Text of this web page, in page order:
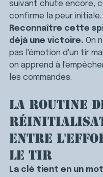
suivant chute encore,
confirme la peur initiale.
Reconnaître cette
déjà une victoire. On
pas l'émotion d'un tir
on apprend à
les commandes.
La routine
entre
le tir
La clé tient en un